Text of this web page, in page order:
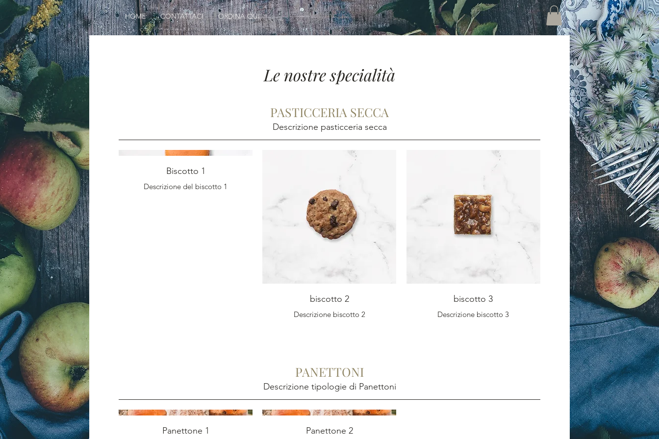
HOME CONTATTACI ORDINA QUI
Le nostre specialità
PASTICCERIA SECCA
Descrizione pasticceria secca
Biscotto 1
Descrizione del biscotto 1
biscotto 2
Descrizione biscotto 2
biscotto 3
Descrizione biscotto 3
PANETTONI
Descrizione tipologie di Panettoni
Panettone 1 Panettone 2